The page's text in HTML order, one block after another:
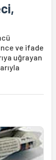
ve ifade
uğrayan